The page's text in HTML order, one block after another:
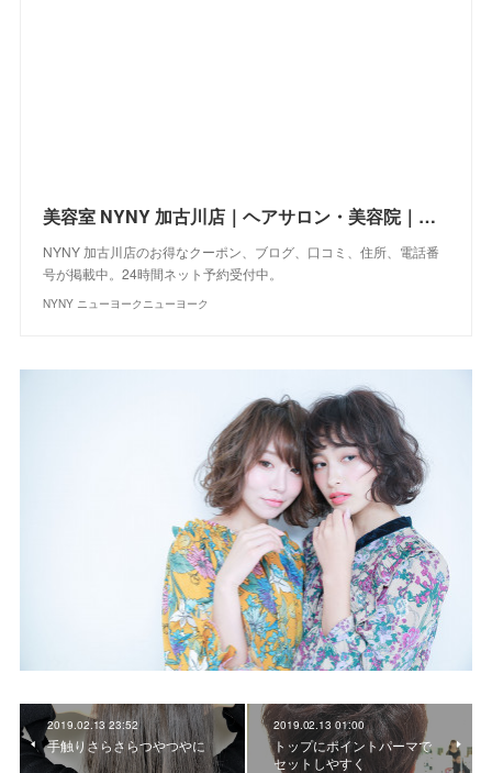
美容室 NYNY 加古川店｜ヘアサロン・美容院｜ニューヨークニューヨーク
NYNY 加古川店のお得なクーポン、ブログ、口コミ、住所、電話番
号が掲載中。24時間ネット予約受付中。
NYNY ニューヨークニューヨーク
2019.02.13 23:52
手触りさらさらつやつやに
2019.02.13 01:00
トップにポイントパーマで
セットしやすく